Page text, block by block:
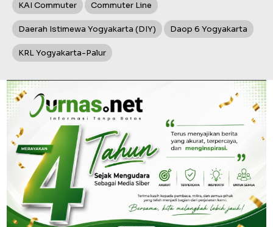
KAI Commuter Commuter Line
Daerah Istimewa Yogyakarta (DIY) Daop 6 Yogyakarta
KRL Yogyakarta-Palur